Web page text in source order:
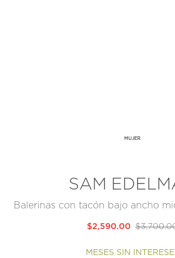
MUJER
SAM
Balerinas con tacón bajo ancho
$2,590.00
MESES SIN